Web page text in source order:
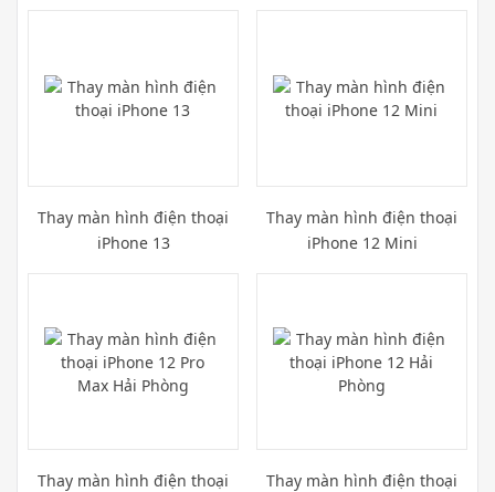
Thay màn hình điện thoại
iPhone 13
Thay màn hình điện thoại
iPhone 12 Mini
Thay màn hình điện thoại
Thay màn hình điện thoại